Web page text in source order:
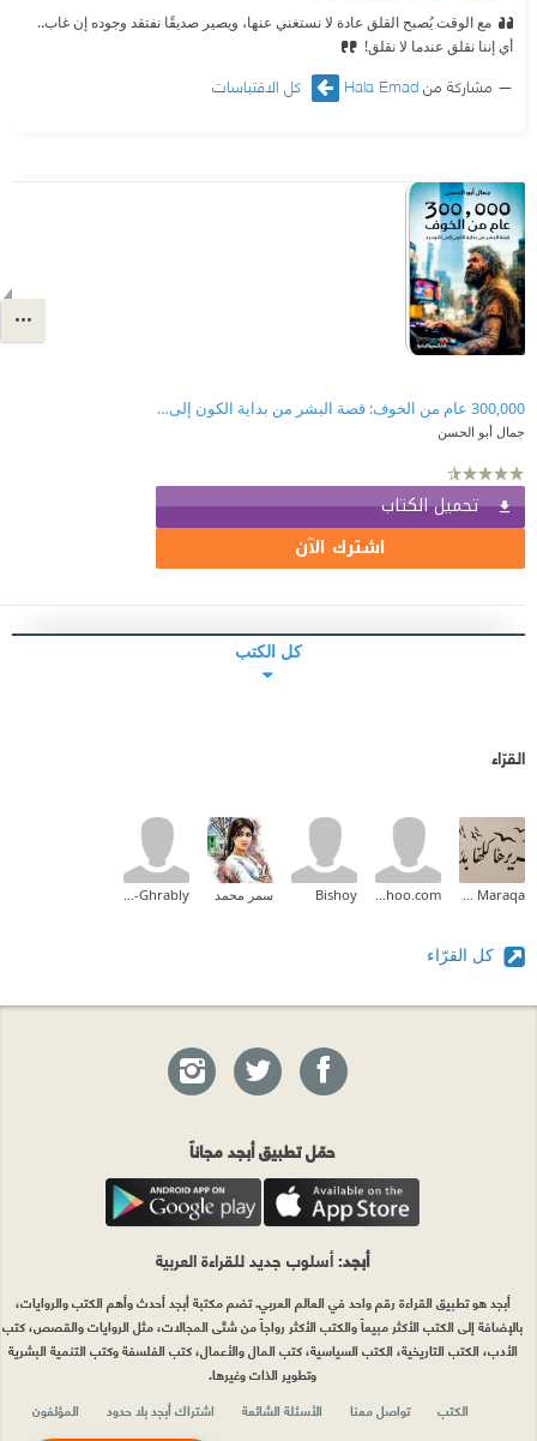
مع الوقت يُصبح القلق عادة لا نستغني عنها، ويصير صديقًا نفتقد وجوده إن غاب..
أي إننا نقلق عندما لا نقلق!
مشاركة منHala Emad كل الاقتباسات
300,000 عام من الخوف: قصة البشر من بداية الكون إلى التوحيد
جمال أبو الحسن
تحميل الكتاب
اشترك الآن
كل الكتب
القرّاء
Bishoy سمر محمد
كل القرّاء
حمّل تطبيق أبجد مجاناً
أبجد: أسلوب جديد للقراءة العربية
أبجد هو تطبيق القراءة رقم واحد في العالم العربي. تضم مكتبة أبجد أحدث وأهم الكتب والروايات،
بالإضافة إلى الكتب الأكثر مبيعاً والكتب الأكثر رواجاً من شتّى المجالات، مثل الروايات والقصص، كتب
الأدب، الكتب التاريخية، الكتب السياسية، كتب المال والأعمال، كتب الفلسفة وكتب التنمية البشرية
وتطوير الذات وغيرها.
الكتب
تواصل معنا الأسئلة الشائعة اشتراك أبجد بلا حدود المؤلفون